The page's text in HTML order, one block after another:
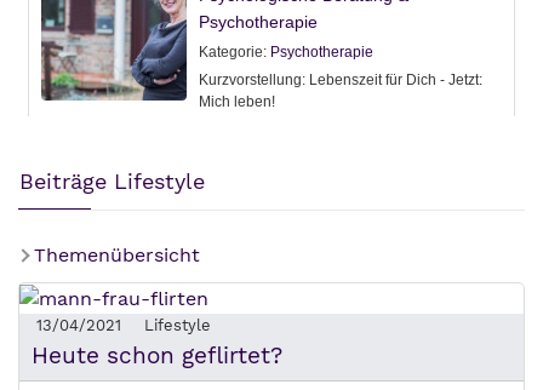
Beiträge Lifestyle
Themenübersicht
13/04/2021 Lifestyle
Heute schon geflirtet?